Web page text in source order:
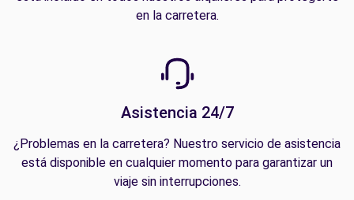
en la carretera.
Asistencia 24/7
¿Problemas en la carretera? Nuestro servicio de asistencia
está disponible en cualquier momento para garantizar un
viaje sin interrupciones.